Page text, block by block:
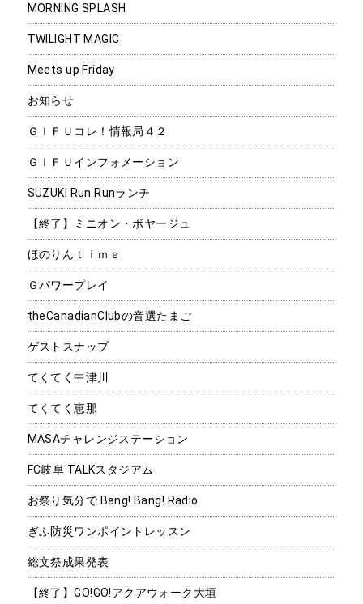
MORNING SPLASH
TWILIGHT MAGIC
Meets up Friday
お知らせ
ＧＩＦＵコレ！情報局４２
ＧＩＦＵインフォメーション
SUZUKI Run Runランチ
【終了】ミニオン・ボヤージュ
ほのりんｔｉｍｅ
Ｇパワープレイ
theCanadianClubの音選たまご
ゲストスナップ
てくてく中津川
てくてく恵那
MASAチャレンジステーション
FC岐阜 TALKスタジアム
お祭り気分で Bang! Bang! Radio
ぎふ防災ワンポイントレッスン
総文祭成果発表
【終了】GO!GO!アクアウォーク大垣